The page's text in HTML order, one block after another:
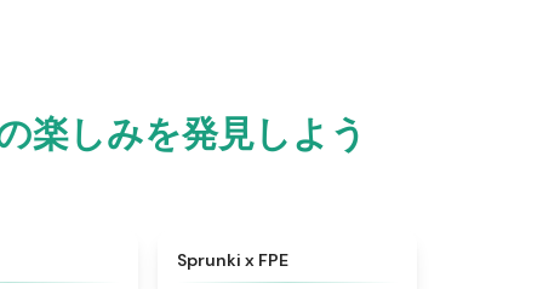
楽しみを発見しよう
Sprunki x FPE